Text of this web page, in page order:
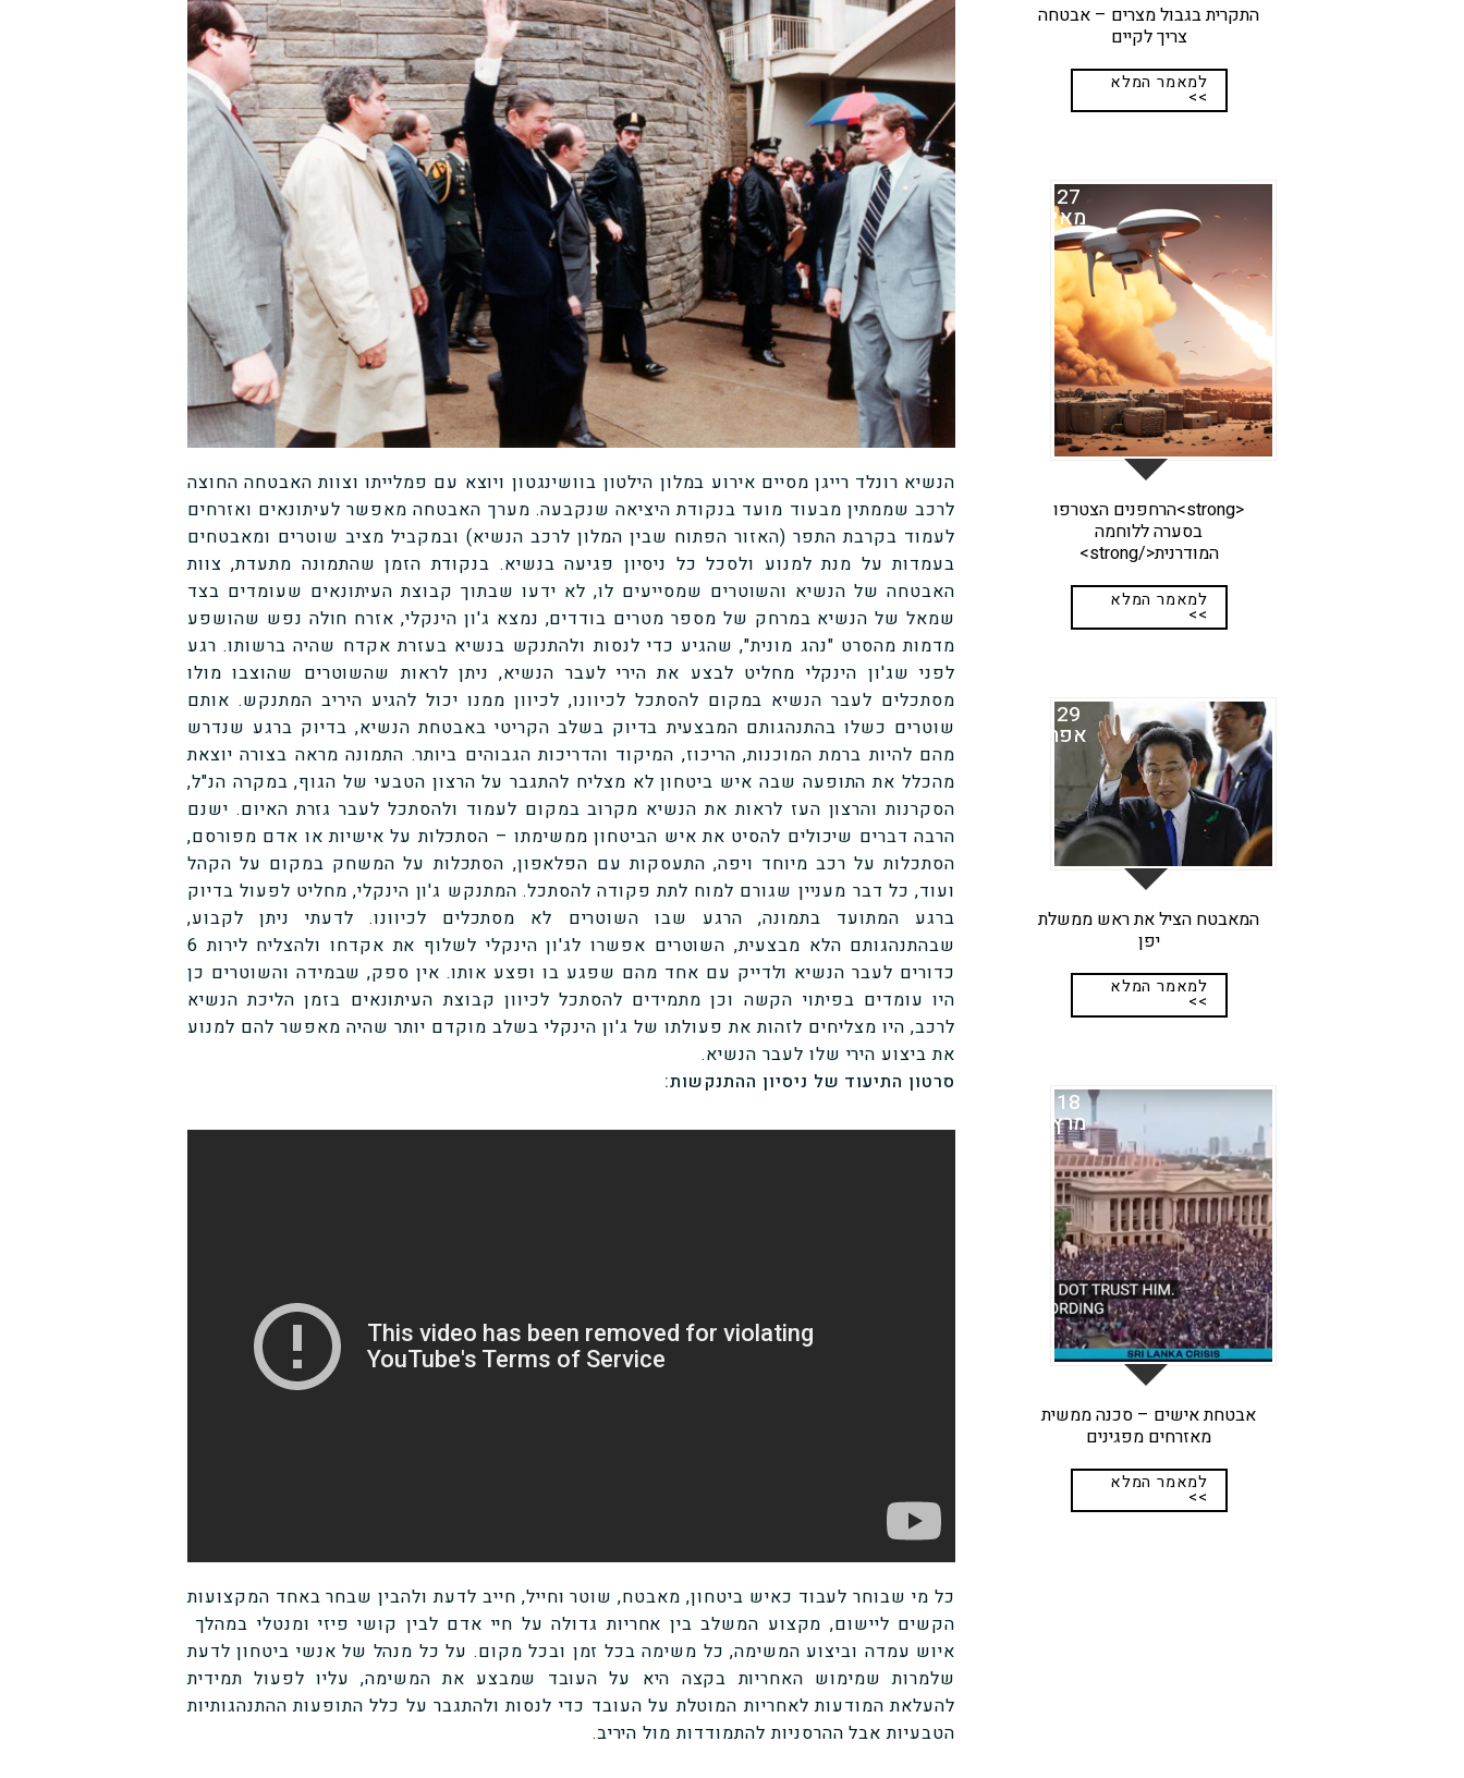
הנשיא רונלד רייגן מסיים אירוע במלון הילטון בוושינגטון ויוצא עם פמלייתו וצוות האבטחה החוצה
לרכב שממתין מבעוד מועד בנקודת היציאה שנקבעה. מערך האבטחה מאפשר לעיתונאים ואזרחים
לעמוד בקרבת התפר (האזור הפתוח שבין המלון לרכב הנשיא) ובמקביל מציב שוטרים ומאבטחים
בעמדות על מנת למנוע ולסכל כל ניסיון פגיעה בנשיא. בנקודת הזמן שהתמונה מתעדת, צוות
האבטחה של הנשיא והשוטרים שמסייעים לו, לא ידעו שבתוך קבוצת העיתונאים שעומדים בצד
שמאל של הנשיא במרחק של מספר מטרים בודדים, נמצא ג'ון הינקלי, אזרח חולה נפש שהושפע
מדמות מהסרט "נהג מונית", שהגיע כדי לנסות ולהתנקש בנשיא בעזרת אקדח שהיה ברשותו. רגע
לפני שג'ון הינקלי מחליט לבצע את הירי לעבר הנשיא, ניתן לראות שהשוטרים שהוצבו מולו
מסתכלים לעבר הנשיא במקום להסתכל לכיוונו, לכיוון ממנו יכול להגיע היריב המתנקש. אותם
שוטרים כשלו בהתנהגותם המבצעית בדיוק בשלב הקריטי באבטחת הנשיא, בדיוק ברגע שנדרש
מהם להיות ברמת המוכנות, הריכוז, המיקוד והדריכות הגבוהים ביותר. התמונה מראה בצורה יוצאת
מהכלל את התופעה שבה איש ביטחון לא מצליח להתגבר על הרצון הטבעי של הגוף, במקרה הנ"ל,
הסקרנות והרצון העז לראות את הנשיא מקרוב במקום לעמוד ולהסתכל לעבר גזרת האיום. ישנם
הרבה דברים שיכולים להסיט את איש הביטחון ממשימתו – הסתכלות על אישיות או אדם מפורסם,
הסתכלות על רכב מיוחד ויפה, התעסקות עם הפלאפון, הסתכלות על המשחק במקום על הקהל
ועוד, כל דבר מעניין שגורם למוח לתת פקודה להסתכל. המתנקש ג'ון הינקלי, מחליט לפעול בדיוק
ברגע המתועד בתמונה, הרגע שבו השוטרים לא מסתכלים לכיוונו. לדעתי ניתן לקבוע,
שבהתנהגותם הלא מבצעית, השוטרים אפשרו לג'ון הינקלי לשלוף את אקדחו ולהצליח לירות 6
כדורים לעבר הנשיא ולדייק עם אחד מהם שפגע בו ופצע אותו. אין ספק, שבמידה והשוטרים כן
היו עומדים בפיתוי הקשה וכן מתמידים להסתכל לכיוון קבוצת העיתונאים בזמן הליכת הנשיא
לרכב, היו מצליחים לזהות את פעולתו של ג'ון הינקלי בשלב מוקדם יותר שהיה מאפשר להם למנוע
את ביצוע הירי שלו לעבר הנשיא.
סרטון התיעוד של ניסיון ההתנקשות:
כל מי שבוחר לעבוד כאיש ביטחון, מאבטח, שוטר וחייל, חייב לדעת ולהבין שבחר באחד המקצועות
הקשים ליישום, מקצוע המשלב בין אחריות גדולה על חיי אדם לבין קושי פיזי ומנטלי במהלך
איוש עמדה וביצוע המשימה, כל משימה בכל זמן ובכל מקום. על כל מנהל של אנשי ביטחון לדעת
שלמרות שמימוש האחריות בקצה היא על העובד שמבצע את המשימה, עליו לפעול תמידית
להעלאת המודעות לאחריות המוטלת על העובד כדי לנסות ולהתגבר על כלל התופעות ההתנהגותיות
הטבעיות אבל ההרסניות להתמודדות מול היריב.
התקרית בגבול מצרים – אבטחה
צריך לקיים
למאמר המלא
>>
<strong>הרחפנים הצטרפו
בסערה ללוחמה
המודרנית</strong>
27
מאי
למאמר המלא
>>
המאבטח הציל את ראש ממשלת
יפן
29
אפר
למאמר המלא
>>
אבטחת אישים – סכנה ממשית
מאזרחים מפגינים
18
מרץ
למאמר המלא
>>